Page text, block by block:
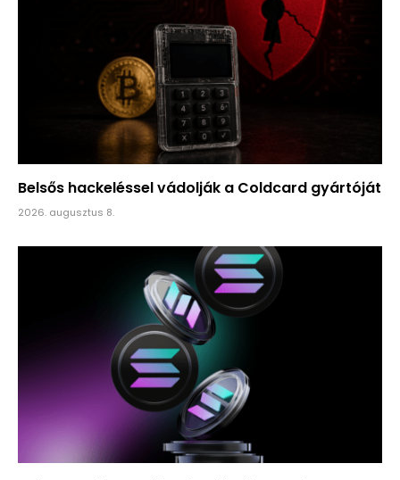
Belsős hackeléssel vádolják a Coldcard gyártóját
2026. augusztus 8.